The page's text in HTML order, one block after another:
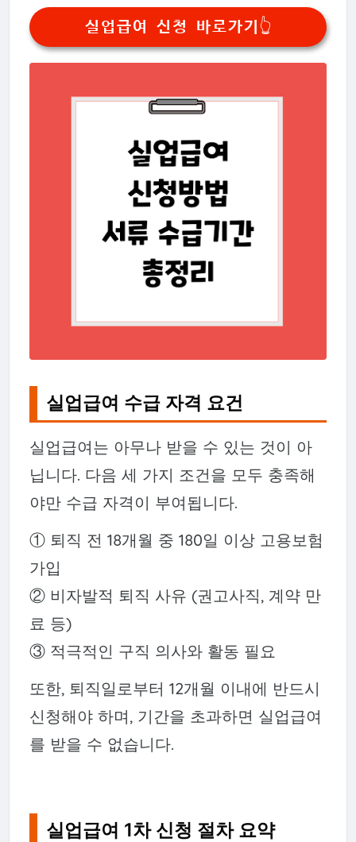
실업급여 신청 바로가기👆
실업급여 수급 자격 요건
실업급여는 아무나 받을 수 있는 것이 아
닙니다. 다음 세 가지 조건을 모두 충족해
야만 수급 자격이 부여됩니다.
① 퇴직 전 18개월 중 180일 이상 고용보험
가입
② 비자발적 퇴직 사유 (권고사직, 계약 만
료 등)
③ 적극적인 구직 의사와 활동 필요
또한, 퇴직일로부터 12개월 이내에 반드시
신청해야 하며, 기간을 초과하면 실업급여
를 받을 수 없습니다.
실업급여 1차 신청 절차 요약